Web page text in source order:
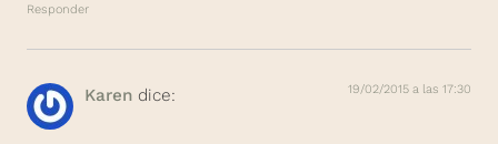
Responder
Karen dice: 19/02/2015 a las 17:30